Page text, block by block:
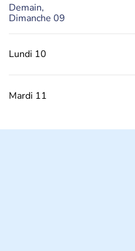
Demain,
Dimanche 09
Lundi 10
Mardi 11